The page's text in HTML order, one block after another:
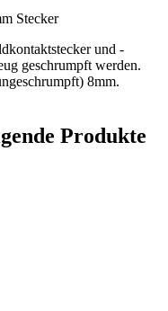
Stecker
und -
geschrumpft werden.
8mm.
Produkte